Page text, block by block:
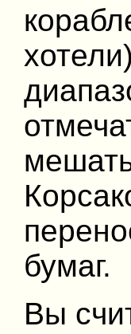
бумаг.
Вы